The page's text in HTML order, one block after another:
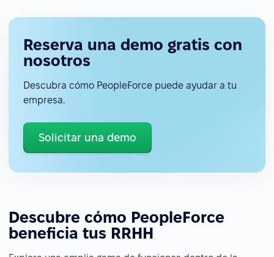
Reserva una demo gratis con
nosotros
Descubra cómo PeopleForce puede ayudar a tu
empresa.
Solicitar una demo
Descubre cómo PeopleForce
beneficia tus RRHH